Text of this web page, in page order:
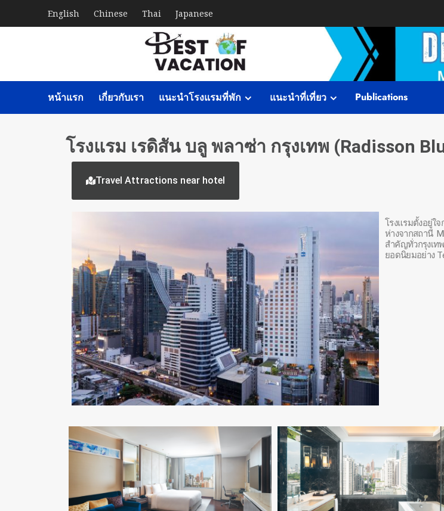
English Chinese Thai Japanese
หน้าแรก เกี่ยวกับเรา แนะนำโรงแรมที่พัก แนะนำที่เที่ยว Publications
โรงแรม เรดิสัน บลู พลาซ่า กรุงเทพ (Radisson
Travel Attractions near hotel
โรงแรมตั้งอยู่ใ
ห่างจากสถานี
สำคัญทั่วกรุงเท
ยอดนิยมอย่าง